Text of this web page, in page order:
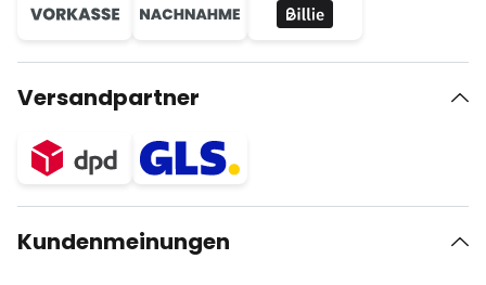
Versandpartner
Kundenmeinungen